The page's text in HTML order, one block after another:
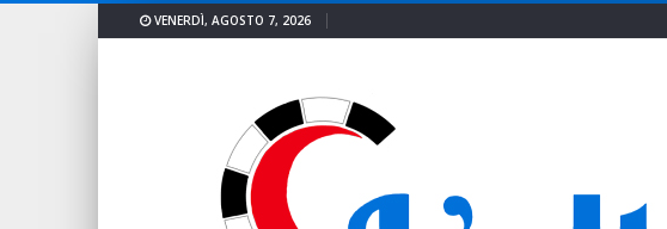
VENERDÌ, AGOSTO 7, 2026